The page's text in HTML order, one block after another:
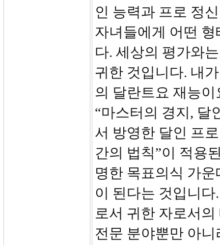
인 능력과 프로 정
자녀들에게 어떤
다. 세상의 평가와
귀한 것입니다. 내
의 달란트요 재능
“마스터의 경지, 달
서 방영한 달인 프
간의 법칙”이 적용
명한 목표의식 가
이 된다는 것입니
로서 귀한 자로서
전문 분야뿐만 아